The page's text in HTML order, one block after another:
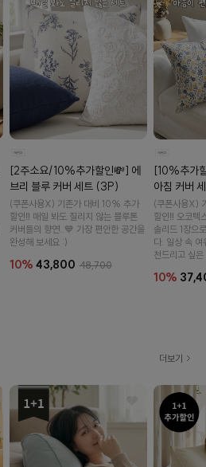
[2주소요/10%추가할인💸] 에
브리 블루 커버 세트 (3P)
(쿠폰사용X) 기존가 대비 10% 추가
할인‼️ 매일 봐도 질리지 않는 블루톤
커버들의 향연..💙 가장 편안한 공간을
완성해 보세요 :)
10%43,800 48,700
[10%추가
아침 커버
(쿠폰사용X)
할인‼️ 오코텍
솔리드 1장으
다. 일상 속 여
천드리고 싶
10%
더보기